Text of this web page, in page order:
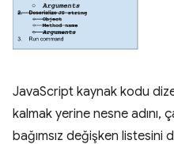
JavaScript kaynak kodu
kalmak yerine nesne adını,
bağımsız değişken